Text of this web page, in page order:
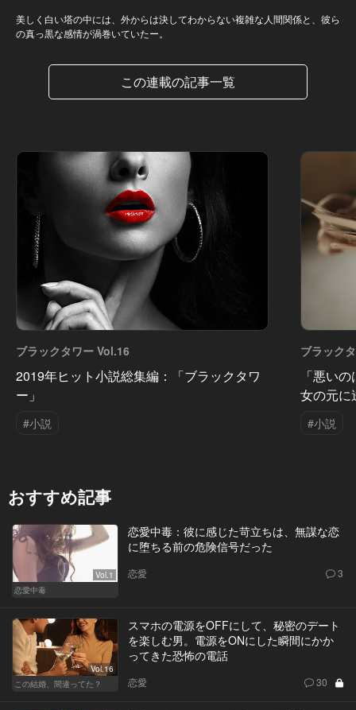
美しく白い塔の中には、外からは決してわからない複雑な人間関係と、彼ら
の真っ黒な感情が渦巻いていたー。
この連載の記事一覧
ブラックタワー Vol.16
2019年ヒット小説総集編：「ブラックタワ
ー」
#小説
ブラック
「悪い
女の元に
#小説
おすすめ記事
Vol.1
恋愛中毒
恋愛中毒：彼に感じた苛立ちは、無謀な恋
に堕ちる前の危険信号だった
恋愛 3
Vol.16
この結婚、間違ってた？
スマホの電源をOFFにして、秘密のデート
を楽しむ男。電源をONにした瞬間にかか
ってきた恐怖の電話
恋愛 30